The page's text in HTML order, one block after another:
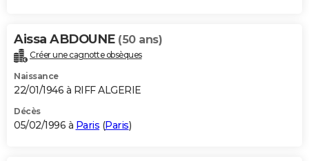
Aissa ABDOUNE (50 ans)
Créer une cagnotte obsèques
Naissance
22/01/1946 à RIFF ALGERIE
Décès
05/02/1996 à Paris (Paris)